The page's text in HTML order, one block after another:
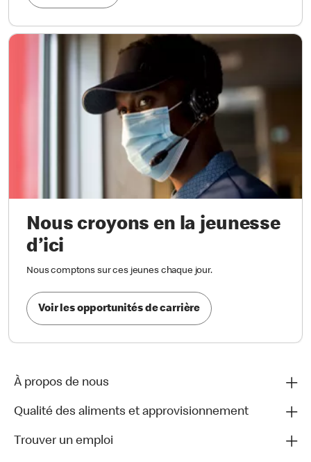
Nous croyons en la jeunesse
d’ici
Nous comptons sur ces jeunes chaque jour.
Voir les opportunités de carrière
À propos de nous
Qualité des aliments et approvisionnement
Trouver un emploi